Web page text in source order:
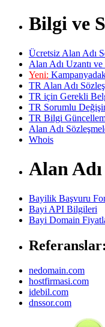
Bilgi ve
Ücretsiz Alan Adı
Alan Adı Uzantı ve
Yeni:
TR Alan Adı
TR için Gerekli
TR Sorumlu
TR Bilgi
Alan Adı
Whois
Alan
Bayilik Başvuru
Bayi API Bilgileri
Bayi Domain
Referanslar:
nedomain.com
hostfirmasi.com
idebil.com
dnssor.com